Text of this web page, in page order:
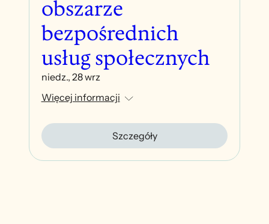
obszarze
bezpośrednich
usług społecznych
niedz., 28 wrz
Więcej informacji
Szczegóły